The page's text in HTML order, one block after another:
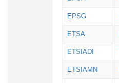
EPSG
ETSA
ETSIADI
ETSIAMN